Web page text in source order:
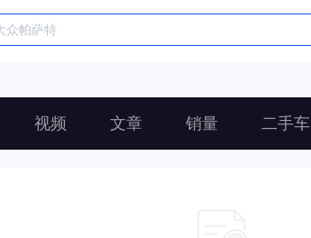
视频 文章 销量 二手车